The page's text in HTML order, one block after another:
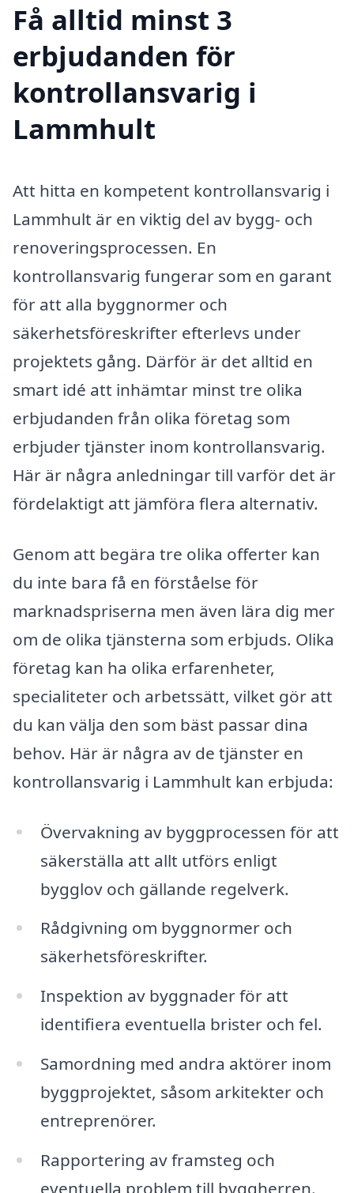
Få alltid minst 3
erbjudanden för
kontrollansvarig i
Lammhult
Att hitta en kompetent kontrollansvarig i
Lammhult är en viktig del av bygg- och
renoveringsprocessen. En
kontrollansvarig fungerar som en garant
för att alla byggnormer och
säkerhetsföreskrifter efterlevs under
projektets gång. Därför är det alltid en
smart idé att inhämtar minst tre olika
erbjudanden från olika företag som
erbjuder tjänster inom kontrollansvarig.
Här är några anledningar till varför det är
fördelaktigt att jämföra flera alternativ.
Genom att begära tre olika offerter kan
du inte bara få en förståelse för
marknadspriserna men även lära dig mer
om de olika tjänsterna som erbjuds. Olika
företag kan ha olika erfarenheter,
specialiteter och arbetssätt, vilket gör att
du kan välja den som bäst passar dina
behov. Här är några av de tjänster en
kontrollansvarig i Lammhult kan erbjuda:
Övervakning av byggprocessen för att
säkerställa att allt utförs enligt
bygglov och gällande regelverk.
Rådgivning om byggnormer och
säkerhetsföreskrifter.
Inspektion av byggnader för att
identifiera eventuella brister och fel.
Samordning med andra aktörer inom
byggprojektet, såsom arkitekter och
entreprenörer.
Rapportering av framsteg och
eventuella problem till byggherren.